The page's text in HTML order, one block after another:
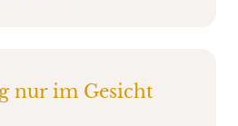
nur im Gesicht